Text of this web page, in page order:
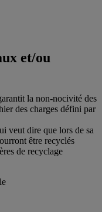
et/ou
la non-nocivité des
des charges défini par
veut dire que lors de sa
être recyclés
de recyclage